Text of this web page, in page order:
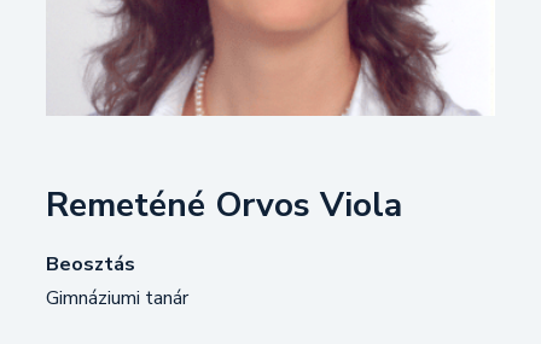
Remeténé Orvos Viola
Beosztás
Gimnáziumi tanár